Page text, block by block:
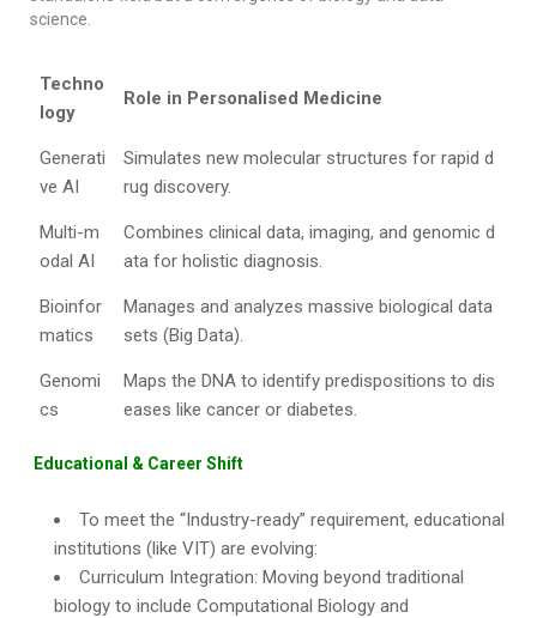
science.
Techno
logy
Role in Personalised Medicine
Generati
ve AI
Simulates new molecular structures for rapid d
rug discovery.
Multi-m
odal AI
Combines clinical data, imaging, and genomic d
ata for holistic diagnosis.
Bioinfor
matics
Manages and analyzes massive biological data
sets (Big Data).
Genomi
cs
Maps the DNA to identify predispositions to dis
eases like cancer or diabetes.
Educational & Career Shift
To meet the “Industry-ready” requirement, educational
institutions (like VIT) are evolving:
Curriculum Integration: Moving beyond traditional
biology to include Computational Biology and